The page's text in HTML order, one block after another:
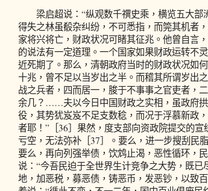
梁启超说：“纵观数千禩史乘，横览五大部
得失之林虽殽杂纠纷，不可悉指，而筦其机者
家将兴将亡，财政状况可睹其征兆。他曾自言
的说法有一定道理。一个国家如果财政运转不
近死期了。那么，清朝政府当时的财政状况如
十兆，曾不足以当岁出之半。而稽其所谓岁出
战之兵者，四而居一，朘于不事事之官吏者，
余几？……夫以今日中国财政之实相，虽政府
役，其势犹岌岌不足支数稔，而况于浮慕新政
者耶！”［36］果然，度支部向资政院提交的
亏空，无法弥补［37］。要么，进一步搜刮民
要么，再向列强举债，饮鸩止渴，恶性循环，
说：“今吾民迫于全世界生计竞争之大势，既
地，加恶税，募恶债，铸恶币，发恶钞，以致